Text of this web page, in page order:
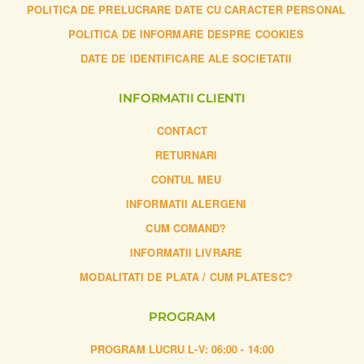
POLITICA DE PRELUCRARE DATE CU CARACTER PERSONAL
POLITICA DE INFORMARE DESPRE COOKIES
DATE DE IDENTIFICARE ALE SOCIETATII
INFORMATII CLIENTI
CONTACT
RETURNARI
CONTUL MEU
INFORMATII ALERGENI
CUM COMAND?
INFORMATII LIVRARE
MODALITATI DE PLATA / CUM PLATESC?
PROGRAM
PROGRAM LUCRU L-V: 06:00 - 14:00